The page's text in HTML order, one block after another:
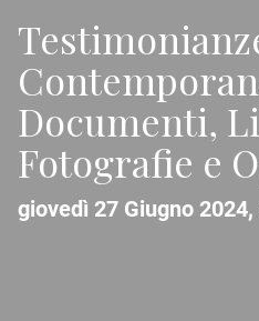
Documenti,
Fotografie e
giovedì 27 Giugno 2024,